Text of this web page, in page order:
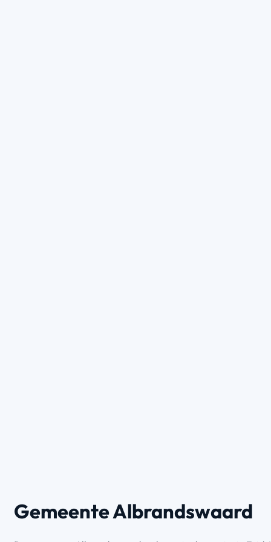
Gemeente Albrandswaard